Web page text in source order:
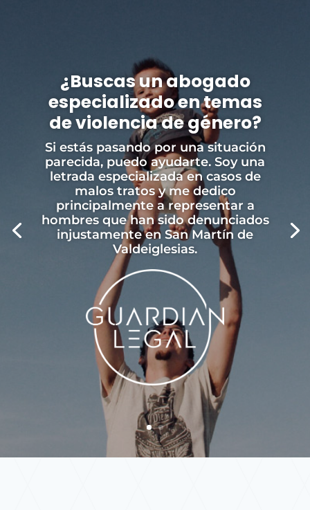
¿Buscas un abogado
especializado en temas
de violencia de género?
Si estás pasando por una situación
parecida, puedo ayudarte. Soy una
letrada especializada en casos de
malos tratos y me dedico
principalmente a representar a
hombres que han sido denunciados
injustamente en San Martín de
Valdeiglesias.